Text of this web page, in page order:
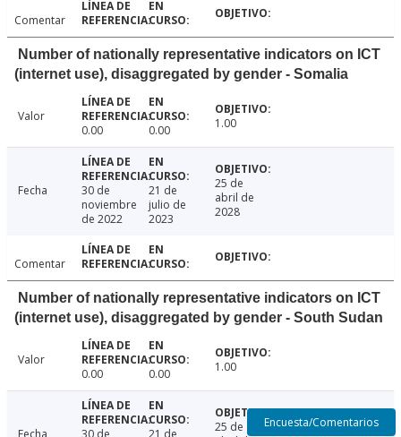
Comentar
Number of nationally representative indicators on ICT
(internet use), disaggregated by gender - Somalia
Valor
0.00
0.00 1.00
Fecha
30 de
noviembre
de 2022
21 de
julio de
2023
25 de
abril de
2028
Comentar
Number of nationally representative indicators on ICT
(internet use), disaggregated by gender - South Sudan
Valor
0.00
0.00 1.00
25 de
Encuesta/Comentarios